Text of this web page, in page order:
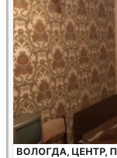
ВОЛОГДА, ЦЕНТР,